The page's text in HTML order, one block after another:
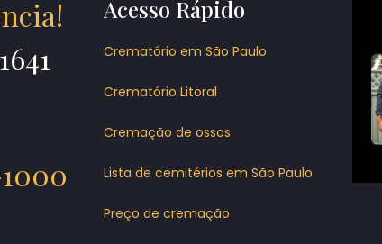
Acesso Rápido
Crematório em São Paulo
Crematório Litoral
Cremação de ossos
Lista de cemitérios em São Paulo
Preço de cremação